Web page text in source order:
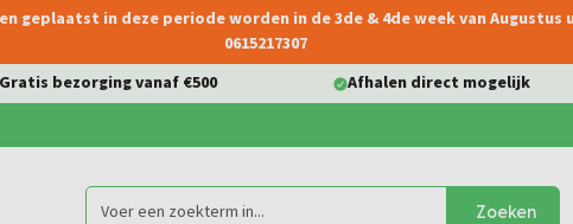
geplaatst in deze periode worden in de 3de & 4de week van
0615217307
Gratis bezorging vanaf €500 Afhalen direct mogelijk
Zoeken